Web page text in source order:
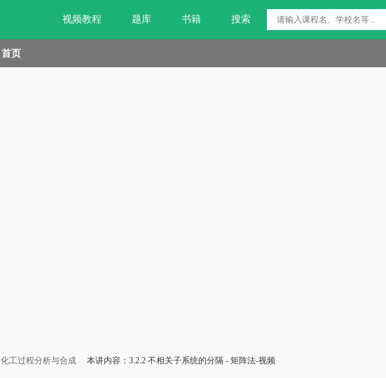
视频教程 题库 书籍 搜索
首页
化工过程分析与合成 本讲内容：3.2.2 不相关子系统的分隔 - 矩阵法-视频